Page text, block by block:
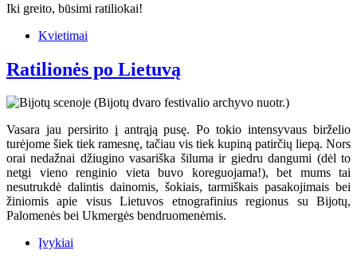
Iki greito, būsimi ratiliokai!
Kvietimai
Ratilionės po Lietuvą
Vasara jau persirito į antrąją pusę. Po tokio intensyvaus birželio
turėjome šiek tiek ramesnę, tačiau vis tiek kupiną patirčių liepą. Nors
orai nedažnai džiugino vasariška šiluma ir giedru dangumi (dėl to
netgi vieno renginio vieta buvo koreguojama!), bet mums tai
nesutrukdė dalintis dainomis, šokiais, tarmiškais pasakojimais bei
žiniomis apie visus Lietuvos etnografinius regionus su Bijotų,
Palomenės bei Ukmergės bendruomenėmis.
Įvykiai